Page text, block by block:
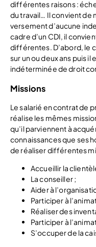
différentes raisons :
du travail… Il convient de
versement d’aucune
cadre d’un CDI, il
différentes. D’abord, le
sur un ou deux ans puis
indéterminée de droit
Missions
Le salarié en contrat de
réalise les mêmes
qu’il parviennent à
connaissances que ses
de réaliser différentes
Accueillir la
La conseiller ;
Aider à
Participer à
Réaliser des
Participer à
S’occuper de la